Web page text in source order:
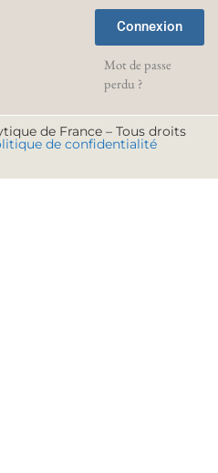
Connexion
Mot de passe
perdu ?
de France – Tous droits
de confidentialité